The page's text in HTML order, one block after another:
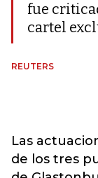
fue
cartel
REUTERS
Las
de los tres